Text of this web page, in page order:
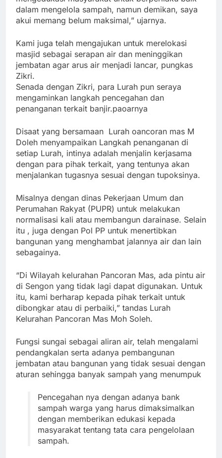
dalam mengelola sampah, namun demikan, saya
akui memang belum maksimal,” ujarnya.
Kami juga telah mengajukan untuk merelokasi
masjid sebagai serapan air dan meninggikan
jembatan agar arus air menjadi lancar, pungkas
Zikri.
Senada dengan Zikri, para Lurah pun seraya
mengaminkan langkah pencegahan dan
penanganan terkait banjir.paoarnya
Disaat yang bersamaan Lurah oancoran mas M
Doleh menyampaikan Langkah penanganan di
setiap Lurah, intinya adalah menjalin kerjasama
dengan para pihak terkait, yang tentunya akan
menjalankan tugasnya sesuai dengan tupoksinya.
Misalnya dengan dinas Pekerjaan Umum dan
Perumahan Rakyat (PUPR) untuk melakukan
normalisasi kali atau membangun darainase. Selain
itu , juga dengan Pol PP untuk menertibkan
bangunan yang menghambat jalannya air dan lain
sebagainya.
“Di Wilayah kelurahan Pancoran Mas, ada pintu air
di Sengon yang tidak lagi dapat digunakan. Untuk
itu, kami berharap kepada pihak terkait untuk
dibongkar atau di perbaiki,” tandas Lurah
Kelurahan Pancoran Mas Moh Soleh.
Fungsi sungai sebagai aliran air, telah mengalami
pendangkalan serta adanya pembangunan
jembatan atau bangunan yang tidak sesuai dengan
aturan sehingga banyak sampah yang menumpuk
Pencegahan nya dengan adanya bank
sampah warga yang harus dimaksimalkan
dengan memberikan edukasi kepada
masyarakat tentang tata cara pengelolaan
sampah.